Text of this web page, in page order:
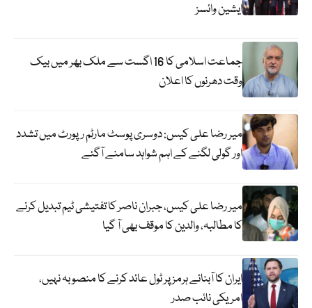
ایشین وائسز
جماعت اسلامی کا 16 اگست سے ملک بھر میں بیک
وقت دھرنوں کا اعلان
میر رضا علی کیس: دوسری پوسٹ مارٹم رپورٹ میں تشدد
اور گولی لگنے کے اہم شواہد سامنے آگئے
میر رضا علی کیس، جبران ناصر کا تفتیشی ٹیم تبدیل کرنے
کا مطالبہ، والدین کا موقف بھی آ گیا
ایران کا آبنائے ہرمز پر ٹول عائد کرنے کا منصوبہ نہیں،
امریکی نائب صدر